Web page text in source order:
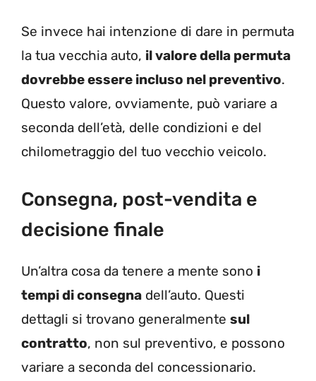
Se invece hai intenzione di dare in permuta
la tua vecchia auto, il valore della permuta
dovrebbe essere incluso nel preventivo.
Questo valore, ovviamente, può variare a
seconda dell’età, delle condizioni e del
chilometraggio del tuo vecchio veicolo.
Consegna, post-vendita e
decisione finale
Un’altra cosa da tenere a mente sono i
tempi di consegna dell’auto. Questi
dettagli si trovano generalmente sul
contratto, non sul preventivo, e possono
variare a seconda del concessionario.